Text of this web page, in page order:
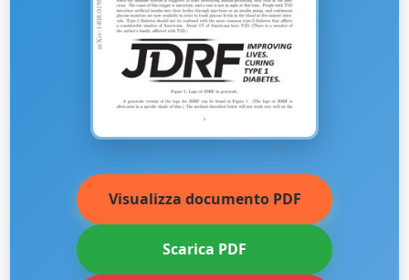
Visualizza documento PDF
Scarica PDF